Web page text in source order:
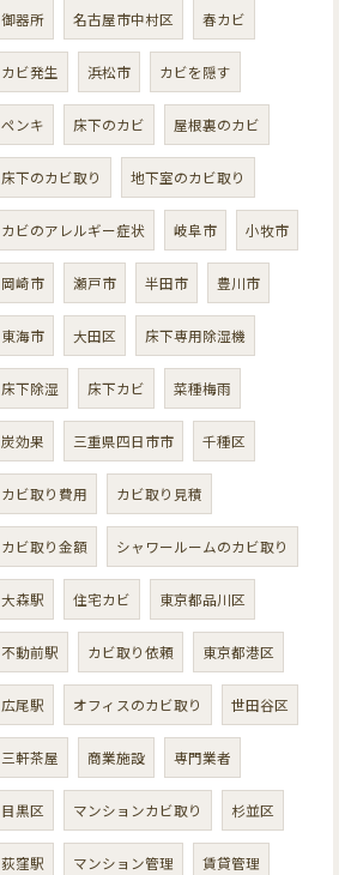
御器所 名古屋市中村区 春カビ
カビ発生 浜松市 カビを隠す
ペンキ 床下のカビ 屋根裏のカビ
床下のカビ取り 地下室のカビ取り
カビのアレルギー症状 岐阜市 小牧市
岡崎市 瀬戸市 半田市 豊川市
東海市 大田区 床下専用除湿機
床下除湿 床下カビ 菜種梅雨
炭効果 三重県四日市市 千種区
カビ取り費用 カビ取り見積
カビ取り金額 シャワールームのカビ取り
大森駅 住宅カビ 東京都品川区
不動前駅 カビ取り依頼 東京都港区
広尾駅 オフィスのカビ取り 世田谷区
三軒茶屋 商業施設 専門業者
目黒区 マンションカビ取り 杉並区
荻窪駅 マンション管理 賃貸管理